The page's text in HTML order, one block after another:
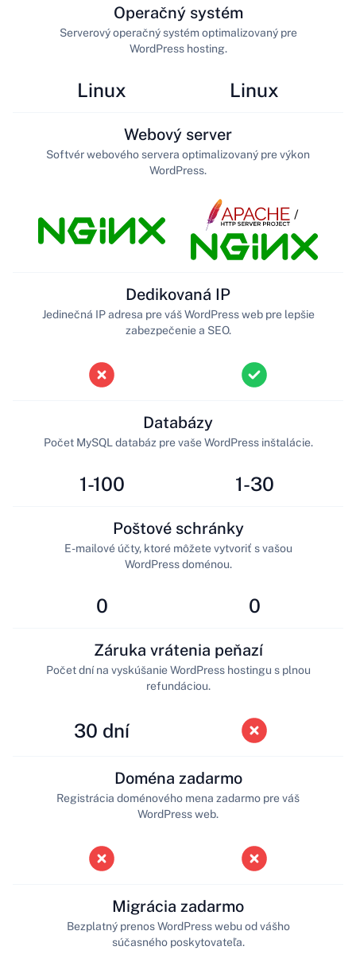
Linux
Operačný systém
Serverový operačný systém optimalizovaný pre
WordPress hosting.
Linux
Webový server
Softvér webového servera optimalizovaný pre výkon
WordPress.
/
Dedikovaná IP
Jedinečná IP adresa pre váš WordPress web pre lepšie
zabezpečenie a SEO.
1-100
Databázy
Počet MySQL databáz pre vaše WordPress inštalácie.
1-30
0
Poštové schránky
E-mailové účty, ktoré môžete vytvoriť s vašou
WordPress doménou.
0
30 dní
Záruka vrátenia peňazí
Počet dní na vyskúšanie WordPress hostingu s plnou
refundáciou.
Doména zadarmo
Registrácia doménového mena zadarmo pre váš
WordPress web.
Migrácia zadarmo
Bezplatný prenos WordPress webu od vášho
súčasného poskytovateľa.